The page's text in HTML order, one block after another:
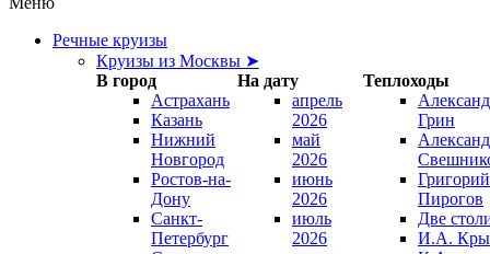
Речные круизы
Круизы из Москвы ➤
В город
На дату
Теплоходы
Астрахань
Казань
Нижний
Новгород
Ростов-на-
Дону
Санкт-
Петербург
апрель
2026
май
2026
июнь
2026
июль
2026
Грин
Григорий
Пирогов
Две
И.А.